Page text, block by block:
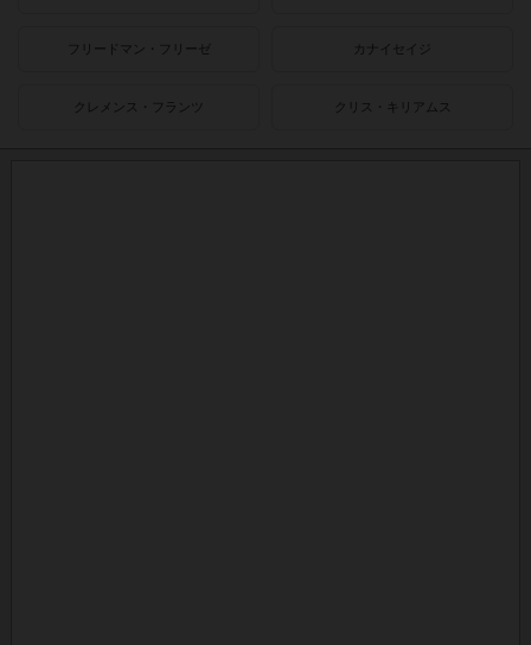
フリードマン・フリーゼ カナイセイジ
クレメンス・フランツ クリス・キリアムス